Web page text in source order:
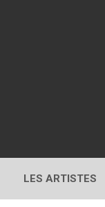
LES ARTISTES